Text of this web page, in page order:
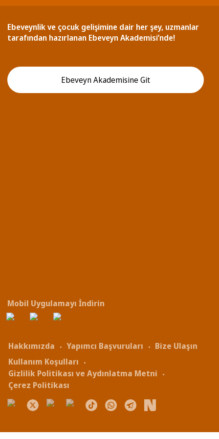
Ebeveynlik ve çocuk gelişimine dair her şey, uzmanlar
tarafından hazırlanan Ebeveyn Akademisi’nde!
Ebeveyn Akademisine Git
Mobil Uygulamayı İndirin
Hakkımızda Yapımcı Başvuruları
Bize Ulaşın
Kullanım Koşulları
Gizlilik Politikası ve Aydınlatma Metni
Çerez Politikası